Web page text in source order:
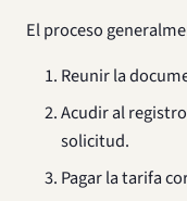
El proceso
Reunir la
Acudir al
solicitud.
Pagar la tarifa